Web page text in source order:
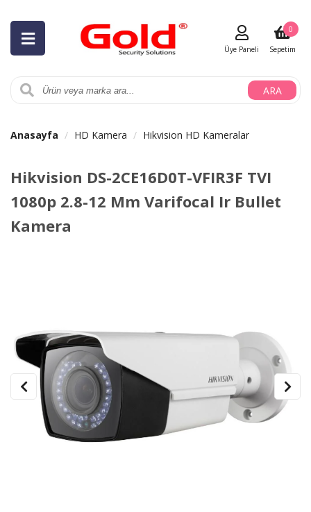
ARA
Üye Paneli Sepetim
0
Anasayfa HD Kamera Hikvision HD Kameralar
Hikvision DS-2CE16D0T-VFIR3F TVI
1080p 2.8-12 Mm Varifocal Ir Bullet
Kamera